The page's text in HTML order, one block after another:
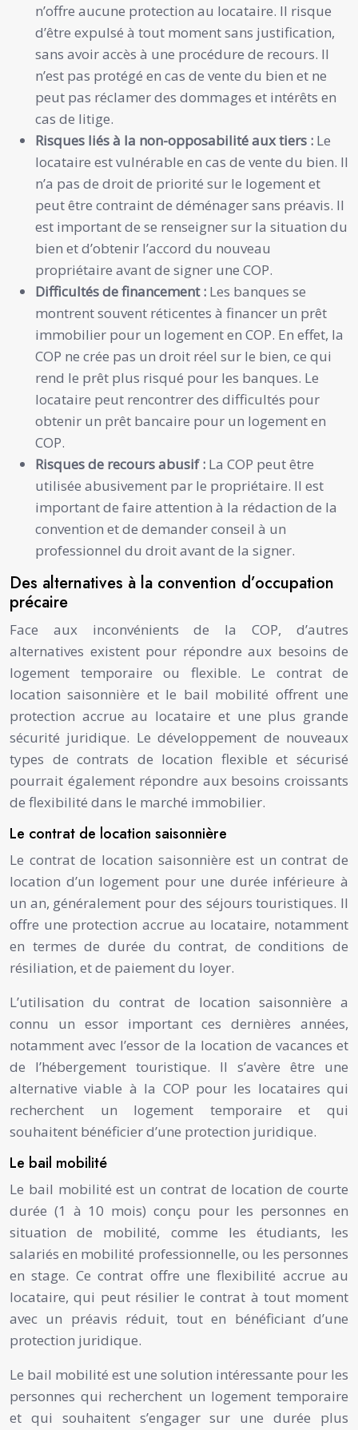
n’offre aucune protection au locataire. Il risque
d’être expulsé à tout moment sans justification,
sans avoir accès à une procédure de recours. Il
n’est pas protégé en cas de vente du bien et ne
peut pas réclamer des dommages et intérêts en
cas de litige.
Risques liés à la non-opposabilité aux tiers : Le
locataire est vulnérable en cas de vente du bien. Il
n’a pas de droit de priorité sur le logement et
peut être contraint de déménager sans préavis. Il
est important de se renseigner sur la situation du
bien et d’obtenir l’accord du nouveau
propriétaire avant de signer une COP.
Difficultés de financement : Les banques se
montrent souvent réticentes à financer un prêt
immobilier pour un logement en COP. En effet, la
COP ne crée pas un droit réel sur le bien, ce qui
rend le prêt plus risqué pour les banques. Le
locataire peut rencontrer des difficultés pour
obtenir un prêt bancaire pour un logement en
COP.
Risques de recours abusif : La COP peut être
utilisée abusivement par le propriétaire. Il est
important de faire attention à la rédaction de la
convention et de demander conseil à un
professionnel du droit avant de la signer.
Des alternatives à la convention d’occupation
précaire
Face aux inconvénients de la COP, d’autres
alternatives existent pour répondre aux besoins de
logement temporaire ou flexible. Le contrat de
location saisonnière et le bail mobilité offrent une
protection accrue au locataire et une plus grande
sécurité juridique. Le développement de nouveaux
types de contrats de location flexible et sécurisé
pourrait également répondre aux besoins croissants
de flexibilité dans le marché immobilier.
Le contrat de location saisonnière
Le contrat de location saisonnière est un contrat de
location d’un logement pour une durée inférieure à
un an, généralement pour des séjours touristiques. Il
offre une protection accrue au locataire, notamment
en termes de durée du contrat, de conditions de
résiliation, et de paiement du loyer.
L’utilisation du contrat de location saisonnière a
connu un essor important ces dernières années,
notamment avec l’essor de la location de vacances et
de l’hébergement touristique. Il s’avère être une
alternative viable à la COP pour les locataires qui
recherchent un logement temporaire et qui
souhaitent bénéficier d’une protection juridique.
Le bail mobilité
Le bail mobilité est un contrat de location de courte
durée (1 à 10 mois) conçu pour les personnes en
situation de mobilité, comme les étudiants, les
salariés en mobilité professionnelle, ou les personnes
en stage. Ce contrat offre une flexibilité accrue au
locataire, qui peut résilier le contrat à tout moment
avec un préavis réduit, tout en bénéficiant d’une
protection juridique.
Le bail mobilité est une solution intéressante pour les
personnes qui recherchent un logement temporaire
et qui souhaitent s’engager sur une durée plus